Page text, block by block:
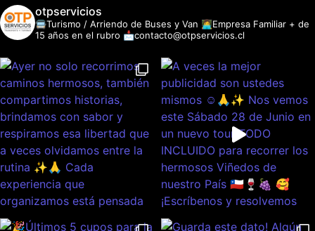
otpservicios
🚍Turismo / Arriendo de Buses y Van 👩‍💻Empresa Familiar + de
15 años en el rubro 📩contacto@otpservicios.cl